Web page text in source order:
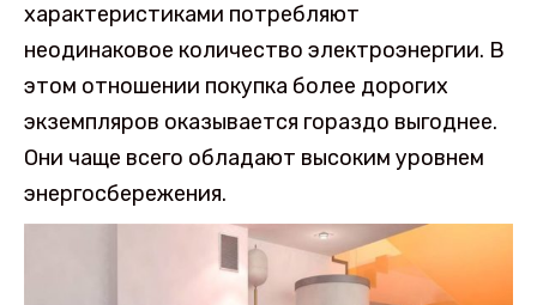
характеристиками потребляют
неодинаковое количество электроэнергии. В
этом отношении покупка более дорогих
экземпляров оказывается гораздо выгоднее.
Они чаще всего обладают высоким уровнем
энергосбережения.